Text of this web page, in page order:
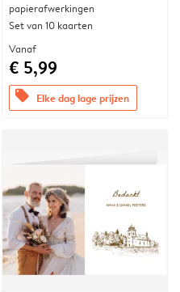
papierafwerkingen
Set van 10 kaarten
Vanaf
€ 5,99
offers Elke dag lage prijzen